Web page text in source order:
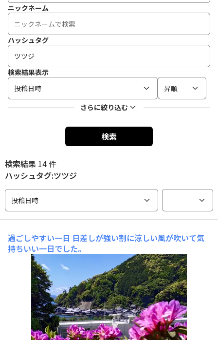
ニックネーム
ハッシュタグ
検索結果表示
投稿日時
昇順
さらに絞り込む
検索
検索結果 14 件
ハッシュタグ:ツツジ
投稿日時
過ごしやすい一日 日差しが強い割に涼しい風が吹いて気
持ちいい一日でした。